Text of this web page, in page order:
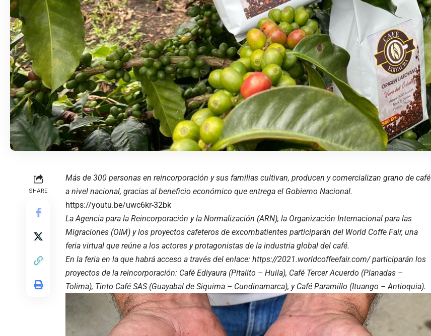
SHARE
Más de 300 personas en reincorporación y sus familias cultivan, producen y comercializan grano de café
a nivel nacional, gracias al beneficio económico que entrega el Gobierno Nacional.
https://youtu.be/uwc6kr-32bk
La Agencia para la Reincorporación y la Normalización (ARN), la Organización Internacional para las
Migraciones (OIM) y los proyectos cafeteros de excombatientes participarán del World Coffe Fair, una
feria virtual que reúne a los actores y protagonistas de la industria global del café.
En la feria en la que habrá acceso a través del enlace: https://2021.worldcoffeefair.com/ participarán los
proyectos de la reincorporación: Café Ediyaura (Pitalito – Huila), Café Tercer Acuerdo (Planadas –
Tolima), Tinto Café SAS (Guayabal de Siquima – Cundinamarca), y Café Paramillo (Ituango – Antioquia).